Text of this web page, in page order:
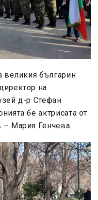
великия българин
на
д-р Стефан
бе актрисата от
Мария Генчева.